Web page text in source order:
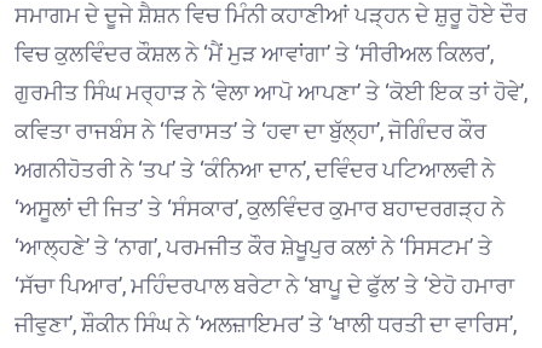
ਸਮਾਗਮ ਦੇ ਦੂਜੇ ਸ਼ੈਸ਼ਨ ਵਿਚ ਮਿੰਨੀ ਕਹਾਣੀਆਂ ਪੜ੍ਹਨ ਦੇ ਸ਼ੁਰੂ ਹੋਏ ਦੌਰ
ਵਿਚ ਕੁਲਵਿੰਦਰ ਕੌਸ਼ਲ ਨੇ ‘ਮੈਂ ਮੁੜ ਆਵਾਂਗਾ’ ਤੇ ‘ਸੀਰੀਅਲ ਕਿਲਰ’,
ਗੁਰਮੀਤ ਸਿੰਘ ਮਰ੍ਹਾੜ ਨੇ ‘ਵੇਲਾ ਆਪੋ ਆਪਣਾ’ ਤੇ ‘ਕੋਈ ਇਕ ਤਾਂ ਹੋਵੇ’,
ਕਵਿਤਾ ਰਾਜਬੰਸ ਨੇ ‘ਵਿਰਾਸਤ’ ਤੇ ‘ਹਵਾ ਦਾ ਬੁੱਲ੍ਹਾ’, ਜੋਗਿੰਦਰ ਕੌਰ
ਅਗਨੀਹੋਤਰੀ ਨੇ ‘ਤਪ’ ਤੇ ‘ਕੰਨਿਆ ਦਾਨ’, ਦਵਿੰਦਰ ਪਟਿਆਲਵੀ ਨੇ
‘ਅਸੂਲਾਂ ਦੀ ਜਿਤ’ ਤੇ ‘ਸੰਸਕਾਰ’, ਕੁਲਵਿੰਦਰ ਕੁਮਾਰ ਬਹਾਦਰਗੜ੍ਹ ਨੇ
‘ਆਲ੍ਹਣੇ’ ਤੇ ‘ਨਾਗ’, ਪਰਮਜੀਤ ਕੌਰ ਸ਼ੇਖੂਪੁਰ ਕਲਾਂ ਨੇ ‘ਸਿਸਟਮ’ ਤੇ
‘ਸੱਚਾ ਪਿਆਰ’, ਮਹਿੰਦਰਪਾਲ ਬਰੇਟਾ ਨੇ ‘ਬਾਪੂ ਦੇ ਫੁੱਲ’ ਤੇ ‘ਏਹੋ ਹਮਾਰਾ
ਜੀਵੁਣਾ’, ਸ਼ੌਕੀਨ ਸਿੰਘ ਨੇ ‘ਅਲਜ਼ਾਇਮਰ’ ਤੇ ‘ਖਾਲੀ ਧਰਤੀ ਦਾ ਵਾਰਿਸ’,